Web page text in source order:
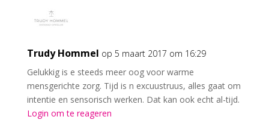
Trudy Hommel op 5 maart 2017 om 16:29
Gelukkig is e steeds meer oog voor warme
mensgerichte zorg. Tijd is n excuustruus, alles gaat om
intentie en sensorisch werken. Dat kan ook echt al-tijd.
Login om te reageren